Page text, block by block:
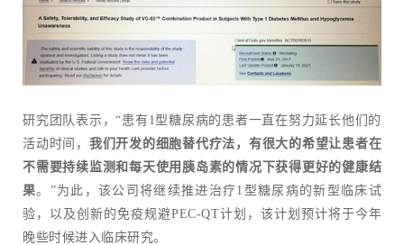
研究团队表示，“患有1型糖尿病的患者一直在努力延长他们的
活动时间， 我们开发的细胞替代疗法，有很大的希望让患者在
不需要持续监测和每天使用胰岛素的情况下获得更好的健康结
果。”为此，该公司将继续推进治疗1型糖尿病的新型临床试
验，以及创新的免疫规避PEC-QT计划，该计划预计将于今年
晚些时候进入临床研究。